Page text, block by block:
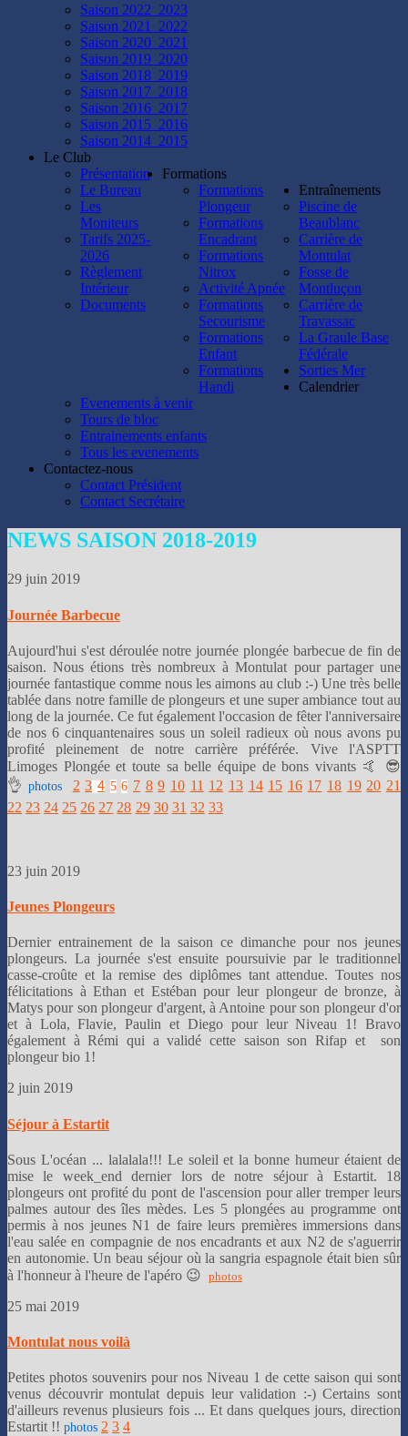
Saison 2022_2023
Saison 2021_2022
Saison 2020_2021
Saison 2019_2020
Saison 2018_2019
Saison 2017_2018
Saison 2016_2017
Saison 2015_2016
Saison 2014_2015
Le Club
Présentation
Le Bureau
Les
Moniteurs
Tarifs 2025-
2026
Règlement
Intérieur
Documents
Formations
Formations
Plongeur
Formations
Encadrant
Formations
Nitrox
Activité Apnée
Formations
Secourisme
Formations
Enfant
Formations
Handi
Entraînements
Piscine de
Beaublanc
Carrière de
Montulat
Fosse de
Montluçon
Carrière de
Travassac
La Graule Base
Fédérale
Sorties Mer
Calendrier
Evenements à venir
Tours de bloc
Entrainements enfants
Tous les evenements
Contactez-nous
Contact Président
Contact Secrétaire
NEWS SAISON 2018-2019
29 juin 2019
Journée Barbecue
Aujourd'hui s'est déroulée notre journée plongée barbecue de fin de
saison. Nous étions très nombreux à Montulat pour partager une
journée fantastique comme nous les aimons au club :-) Une très belle
tablée dans notre famille de plongeurs et une super ambiance tout au
long de la journée. Ce fut également l'occasion de fêter l'anniversaire
de nos 6 cinquantenaires sous un soleil radieux où nous avons pu
profité pleinement de notre carrière préférée. Vive l'ASPTT
Limoges Plongée et toute sa belle équipe de bons vivants 🤙 😎
👌photos 2 3 4 5 6 7 8 9 10 11 12 13 14 15 16 17 18 19 20 21
22 23 24 25 26 27 28 29 30 31 32 33
23 juin 2019
Jeunes Plongeurs
Dernier entrainement de la saison ce dimanche pour nos jeunes
plongeurs. La journée s'est ensuite poursuivie par le traditionnel
casse-croûte et la remise des diplômes tant attendue. Toutes nos
félicitations à Ethan et Estéban pour leur plongeur de bronze, à
Matys pour son plongeur d'argent, à Antoine pour son plongeur d'or
et à Lola, Flavie, Paulin et Diego pour leur Niveau 1! Bravo
également à Rémi qui a validé cette saison son Rifap et son
plongeur bio 1!
2 juin 2019
Séjour à Estartit
Sous L'océan ... lalalala!!! Le soleil et la bonne humeur étaient de
mise le week_end dernier lors de notre séjour à Estartit. 18
plongeurs ont profité du pont de l'ascension pour aller tremper leurs
palmes autour des îles mèdes. Les 5 plongées au programme ont
permis à nos jeunes N1 de faire leurs premières immersions dans
l'eau salée en compagnie de nos encadrants et aux N2 de s'aguerrir
en autonomie. Un beau séjour où la sangria espagnole était bien sûr
à l'honneur à l'heure de l'apéro 😉 photos
25 mai 2019
Montulat nous voilà
Petites photos souvenirs pour nos Niveau 1 de cette saison qui sont
venus découvrir montulat depuis leur validation :-) Certains sont
d'ailleurs revenus plusieurs fois ... Et dans quelques jours, direction
Estartit !! photos 2 3 4
Christian,
Mathieu